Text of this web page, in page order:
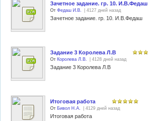
Зачетное задание. гр. 10. И.В.Федаш
От Федаш И.В. | 4127 дней назад
Зачетное задание. гр. 10. И.В.Федаш
Задание 3 Королева Л.В
От Королева Л.В. | 4128 дней назад
Задание 3 Королева Л.В
Итоговая работа
От Бивол Н.А. | 4129 дней назад
Итоговая работа